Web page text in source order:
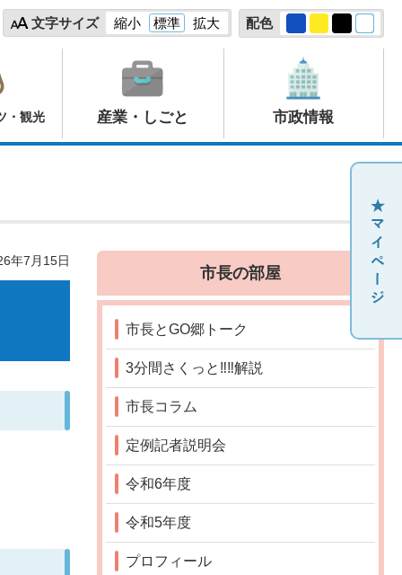
文字サイズ 縮小 標準 拡大 配色
・観光 産業・しごと 市政情報
年7月15日
市長の部屋
市長とGO郷トーク
3分間さくっと‼‼解説
市長コラム
定例記者説明会
令和6年度
令和5年度
プロフィール